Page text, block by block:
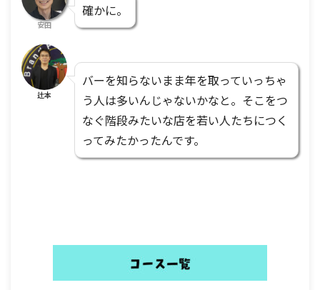
安田
確かに。
辻本
バーを知らないまま年を取っていっちゃ
う人は多いんじゃないかなと。そこをつ
なぐ階段みたいな店を若い人たちにつく
ってみたかったんです。